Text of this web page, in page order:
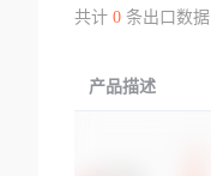
共计 0条出口数据
产品描述